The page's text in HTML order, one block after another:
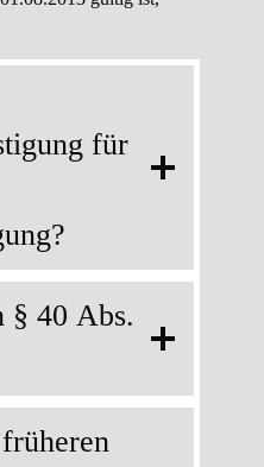
für
§ 40 Abs.